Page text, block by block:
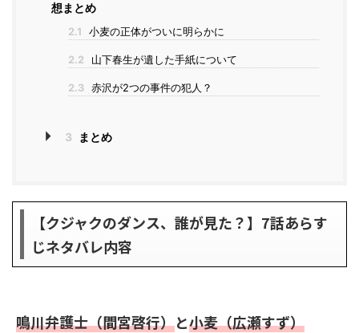
想まとめ
2.1 小麦の正体がついに明らかに
2.2 山下春生が遺した手紙について
2.3 赤沢が2つの事件の犯人？
3 まとめ
【クジャクのダンス、誰が見た？】7話あらす
じネタバレ内容
鳴川弁護士（間宮啓行）と小麦（広瀬すず）